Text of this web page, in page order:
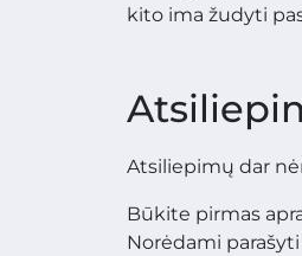
kito ima žudyti
Atsiliepimų dar
Būkite pirmas
Norėdami